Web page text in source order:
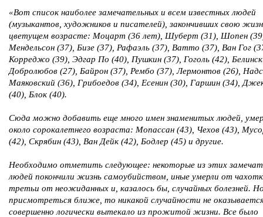
«Вот список наиболее замечательных и всем известных людей
(музыкантов, художников и писателей), закончивших свою
цветущем возрасте: Моцарт (36 лет), Шуберт (31), Шопен
Мендельсон (37), Бизе (37), Рафаэль (37), Ватто (37), Ван Гог
Корреджо (39), Эдгар По (40), Пушкин (37), Гоголь (42),
Добролюбов (27), Байрон (37), Рембо (37), Лермонтов (26),
Маяковский (36), Грибоедов (34), Есенин (30), Гаршин (34),
(40), Блок (40).
Сюда можно добавить еще много имен знаменитых людей,
около сорокалетнего возраста: Мопассан (43), Чехов (43),
(42), Скрябин (43), Ван Дейк (42), Бодлер (45) и другие.
Необходимо отметить следующее: некоторые из этих
людей покончили жизнь самоубийством, иные умерли от
третьи от неожиданных и, казалось бы, случайных болезней.
присмотреться ближе, то никакой случайности не
совершенно логически вытекало из прожитой жизни. Все было